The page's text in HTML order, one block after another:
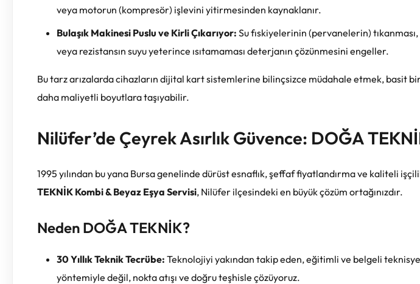
veya motorun (kompresör) işlevini yitirmesinden kaynaklanır.
Bulaşık Makinesi Puslu ve Kirli Çıkarıyor: Su fıskiyelerinin (pervanelerin) tıkanması,
veya rezistansın suyu yeterince ısıtamaması deterjanın çözünmesini engeller.
Bu tarz arızalarda cihazların dijital kart sistemlerine bilinçsizce müdahale etmek, basit
daha maliyetli boyutlara taşıyabilir.
Nilüfer’de Çeyrek Asırlık Güvence: DOĞA
1995 yılından bu yana Bursa genelinde dürüst esnaflık, şeffaf fiyatlandırma ve kaliteli
TEKNİK Kombi & Beyaz Eşya Servisi, Nilüfer ilçesindeki en büyük çözüm ortağınızdır.
Neden DOĞA TEKNİK?
30 Yıllık Teknik Tecrübe: Teknolojiyi yakından takip eden, eğitimli ve belgeli
yöntemiyle değil, nokta atışı ve doğru teşhisle çözüyoruz.